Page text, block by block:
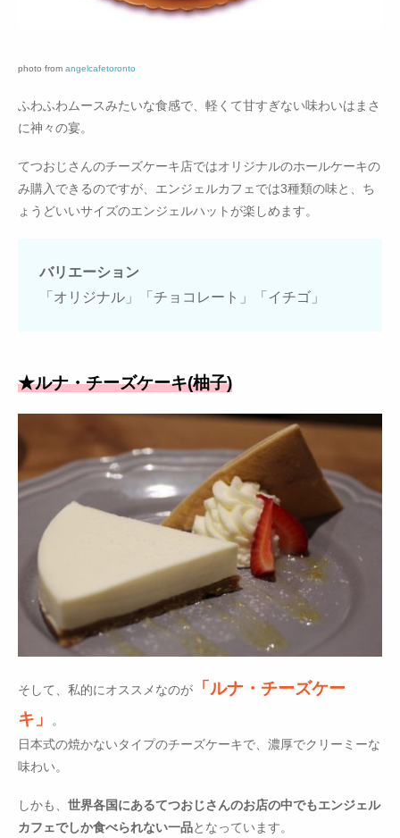
photo from angelcafetoronto
ふわふわムースみたいな食感で、軽くて甘すぎない味わいはまさ
に神々の宴。
てつおじさんのチーズケーキ店ではオリジナルのホールケーキの
み購入できるのですが、エンジェルカフェでは3種類の味と、ち
ょうどいいサイズのエンジェルハットが楽しめます。
バリエーション
「オリジナル」「チョコレート」「イチゴ」
★ルナ・チーズケーキ(柚子)
そして、私的にオススメなのが
「ルナ・チーズケー
キ」
。
日本式の焼かないタイプのチーズケーキで、濃厚でクリーミーな
味わい。
しかも、 世界各国にあるてつおじさんのお店の中でもエンジェル
カフェでしか食べられない一品となっています。